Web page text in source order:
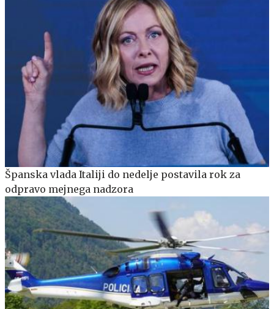
Španska vlada Italiji do nedelje postavila rok za
odpravo mejnega nadzora